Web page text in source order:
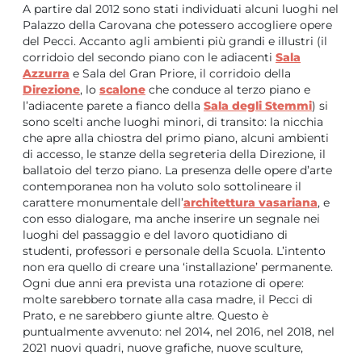
A partire dal 2012 sono stati individuati alcuni luoghi nel
Palazzo della Carovana che potessero accogliere opere
del Pecci. Accanto agli ambienti più grandi e illustri (il
corridoio del secondo piano con le adiacenti Sala
Azzurra e Sala del Gran Priore, il corridoio della
Direzione, lo scalone che conduce al terzo piano e
l’adiacente parete a fianco della Sala degli Stemmi) si
sono scelti anche luoghi minori, di transito: la nicchia
che apre alla chiostra del primo piano, alcuni ambienti
di accesso, le stanze della segreteria della Direzione, il
ballatoio del terzo piano. La presenza delle opere d’arte
contemporanea non ha voluto solo sottolineare il
carattere monumentale dell’architettura vasariana, e
con esso dialogare, ma anche inserire un segnale nei
luoghi del passaggio e del lavoro quotidiano di
studenti, professori e personale della Scuola. L’intento
non era quello di creare una ‘installazione’ permanente.
Ogni due anni era prevista una rotazione di opere:
molte sarebbero tornate alla casa madre, il Pecci di
Prato, e ne sarebbero giunte altre. Questo è
puntualmente avvenuto: nel 2014, nel 2016, nel 2018, nel
2021 nuovi quadri, nuove grafiche, nuove sculture,